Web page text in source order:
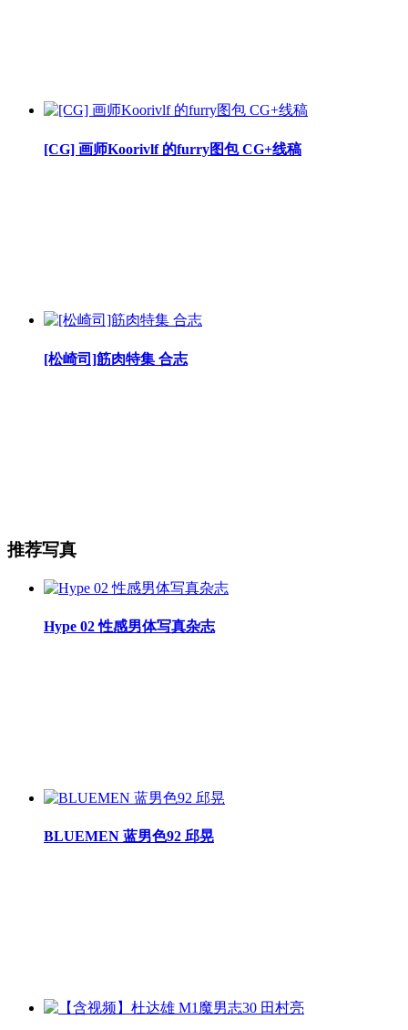
[CG] 画师Koorivlf 的furry图包 CG+线稿
[松崎司]筋肉特集 合志
推荐写真
Hype 02 性感男体写真杂志
BLUEMEN 蓝男色92 邱晃